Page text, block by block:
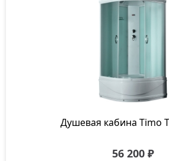
Душевая кабина Timo
56 200 ₽